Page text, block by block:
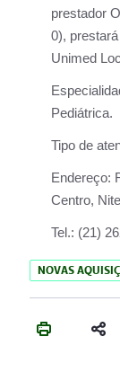
prestador
0),
Unimed
Pediátrica.
Tipo de
Endereço:
Centro,
Tel.: (21)
NOVAS